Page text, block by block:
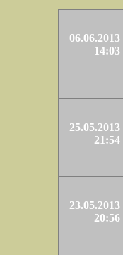
06.06.2013
14:03
25.05.2013
21:54
23.05.2013
20:56